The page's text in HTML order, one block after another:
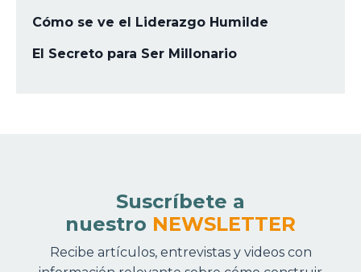
Cómo se ve el Liderazgo Humilde
El Secreto para Ser Millonario
Suscríbete a
nuestro NEWSLETTER
Recibe artículos, entrevistas y videos con